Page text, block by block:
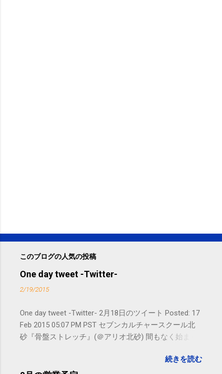
このブログの人気の投稿
One day tweet -Twitter-
2/19/2015
One day tweet -Twitter- 2月18日のツイート Posted: 17
Feb 2015 05:07 PM PST セブンカルチャースクール北
砂『骨盤ストレッチ』(＠アリオ北砂) 間もなく始まり
subscribed to email updates from サクマフィジカルコ
続きを読む